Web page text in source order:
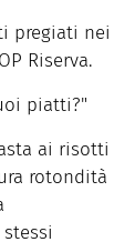
pregiati nei
Riserva.
piatti?"
ai risotti
rotondità